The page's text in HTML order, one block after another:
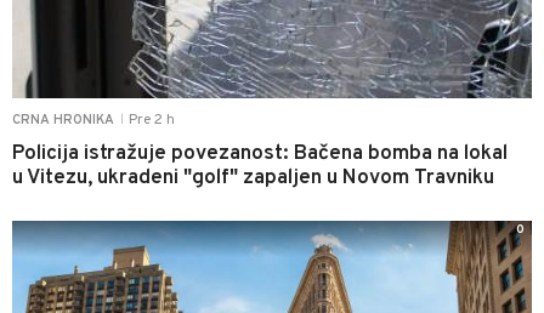
CRNA HRONIKA Pre 2 h
Policija istražuje povezanost: Bačena bomba na lokal
u Vitezu, ukradeni "golf" zapaljen u Novom Travniku
0